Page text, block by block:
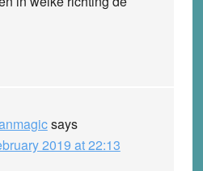
says
2019 at 22:13